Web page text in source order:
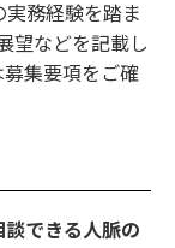
務経験を踏ま
望などを記載し
集要項をご確
できる人脈の